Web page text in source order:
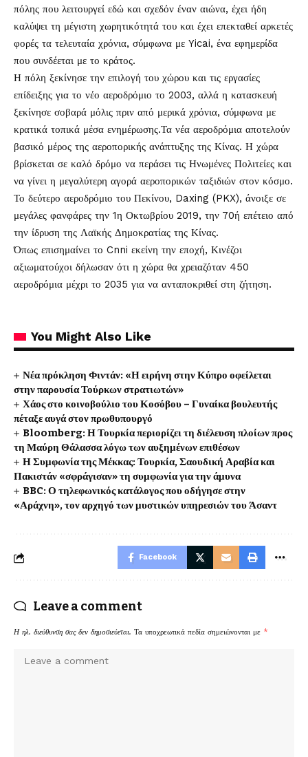
πόλης που λειτουργεί εδώ και σχεδόν έναν αιώνα, έχει ήδη
καλύψει τη μέγιστη χωρητικότητά του και έχει επεκταθεί αρκετές
φορές τα τελευταία χρόνια, σύμφωνα με Yicai, ένα εφημερίδα
που συνδέεται με το κράτος.
Η πόλη ξεκίνησε την επιλογή του χώρου και τις εργασίες
επίδειξης για το νέο αεροδρόμιο το 2003, αλλά η κατασκευή
ξεκίνησε σοβαρά μόλις πριν από μερικά χρόνια, σύμφωνα με
κρατικά τοπικά μέσα ενημέρωσης.Τα νέα αεροδρόμια αποτελούν
βασικό μέρος της αεροπορικής ανάπτυξης της Κίνας. Η χώρα
βρίσκεται σε καλό δρόμο να περάσει τις Ηνωμένες Πολιτείες και
να γίνει η μεγαλύτερη αγορά αεροπορικών ταξιδιών στον κόσμο.
Το δεύτερο αεροδρόμιο του Πεκίνου, Daxing (PKX), άνοιξε σε
μεγάλες φανφάρες την 1η Οκτωβρίου 2019, την 70ή επέτειο από
την ίδρυση της Λαϊκής Δημοκρατίας της Κίνας.
Όπως επισημαίνει το Cnni εκείνη την εποχή, Κινέζοι
αξιωματούχοι δήλωσαν ότι η χώρα θα χρειαζόταν 450
αεροδρόμια μέχρι το 2035 για να ανταποκριθεί στη ζήτηση.
You Might Also Like
Νέα πρόκληση Φιντάν: «Η ειρήνη στην Κύπρο οφείλεται
στην παρουσία Τούρκων στρατιωτών»
Χάος στο κοινοβούλιο του Κοσόβου – Γυναίκα βουλευτής
πέταξε αυγά στον πρωθυπουργό
Bloomberg: Η Τουρκία περιορίζει τη διέλευση πλοίων προς
τη Μαύρη Θάλασσα λόγω των αυξημένων επιθέσων
Η Συμφωνία της Μέκκας: Τουρκία, Σαουδική Αραβία και
Πακιστάν «σφράγισαν» τη συμφωνία για την άμυνα
BBC: Ο τηλεφωνικός κατάλογος που οδήγησε στην
«Αράχνη», τον αρχηγό των μυστικών υπηρεσιών του Άσαντ
Facebook
Leave a comment
Η ηλ. διεύθυνση σας δεν δημοσιεύεται. Τα υποχρεωτικά πεδία σημειώνονται με *